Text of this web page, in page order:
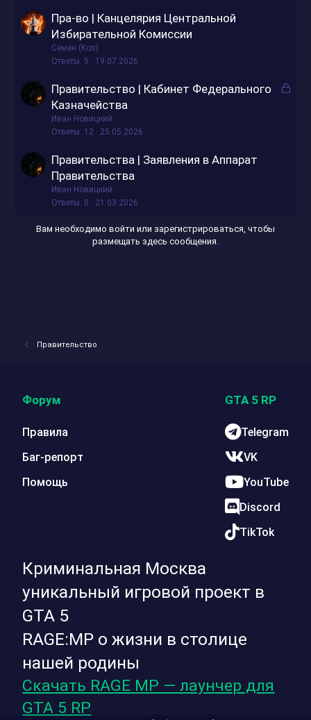
Пра-во | Канцелярия Центральной
Избирательной Комиссии
Семён (Kos)
Ответы 5 19.07.2026
З
Правительство | Кабинет Федерального
Казначейства
Ивaн Новицкий
Ответы 12 25.05.2026
Правительства | Заявления в Аппарат
Правительства
Ивaн Новицкий
Ответы 0 21.03.2026
Вам необходимо войти или зарегистрироваться, чтобы
размещать здесь сообщения.
Правительство
Криминальная Москва
уникальный игровой проект в
GTA 5
RAGE:MP о жизни в столице
нашей родины
Скачать RAGE MP — лаунчер для
GTA 5 RP
Форум
Правила
Баг-репорт
Помощь
GTA 5 RP
Telegram
VK
YouTube
Discord
TikTok